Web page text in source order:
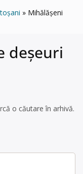
Mihălăşeni
deșeuri
o căutare în arhivă.